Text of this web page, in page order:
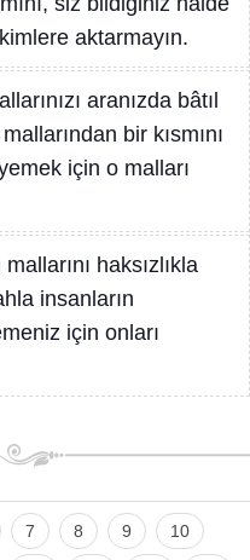
aktarmayın.
aranızda bâtıl
bir kısmını
için o malları
haksızlıkla
insanların
için onları
7 8 9 10